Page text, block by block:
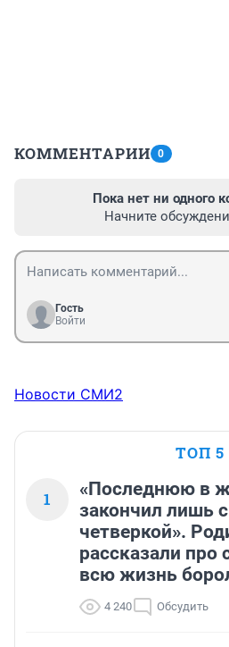
КОММЕНТАРИИ 0
Пока нет ни одного
Начните
Гость
Войти
Новости СМИ2
ТОП 5
1
«Последнюю в
закончил лишь
четверкой».
рассказали про
всю жизнь
4 240 Обсудить